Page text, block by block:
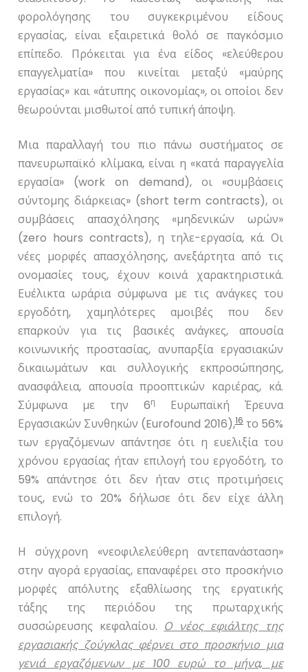
φορολόγησης του συγκεκριμένου είδους
εργασίας, είναι εξαιρετικά θολό σε παγκόσμιο
επίπεδο. Πρόκειται για ένα είδος «ελεύθερου
επαγγελματία» που κινείται μεταξύ «μαύρης
εργασίας» και «άτυπης οικονομίας», οι οποίοι δεν
θεωρούνται μισθωτοί από τυπική άποψη.
Μια παραλλαγή του πιο πάνω συστήματος σε
πανευρωπαϊκό κλίμακα, είναι η «κατά παραγγελία
εργασία» (work on demand), οι «συμβάσεις
σύντομης διάρκειας» (short term contracts), οι
συμβάσεις απασχόλησης «μηδενικών ωρών»
(zero hours contracts), η τηλε-εργασία, κά. Οι
νέες μορφές απασχόλησης, ανεξάρτητα από τις
ονομασίες τους, έχουν κοινά χαρακτηριστικά.
Ευέλικτα ωράρια σύμφωνα με τις ανάγκες του
εργοδότη, χαμηλότερες αμοιβές που δεν
επαρκούν για τις βασικές ανάγκες, απουσία
κοινωνικής προστασίας, ανυπαρξία εργασιακών
δικαιωμάτων και συλλογικής εκπροσώπησης,
ανασφάλεια, απουσία προοπτικών καριέρας, κά.
Σύμφωνα με την 6η
Ευρωπαϊκή Έρευνα
Εργασιακών Συνθηκών (Eurofound 2016),16το 56%
των εργαζόμενων απάντησε ότι η ευελιξία του
χρόνου εργασίας ήταν επιλογή του εργοδότη, το
59% απάντησε ότι δεν ήταν στις προτιμήσεις
τους, ενώ το 20% δήλωσε ότι δεν είχε άλλη
επιλογή.
Η σύγχρονη «νεοφιλελεύθερη αντεπανάσταση»
στην αγορά εργασίας, επαναφέρει στο προσκήνιο
μορφές απόλυτης εξαθλίωσης της εργατικής
τάξης της περιόδου της πρωταρχικής
συσσώρευσης κεφαλαίου. Ο νέος εφιάλτης της
εργασιακής ζούγκλας φέρνει στο προσκήνιο μια
γενιά εργαζόμενων με 100 ευρώ το μήνα, με